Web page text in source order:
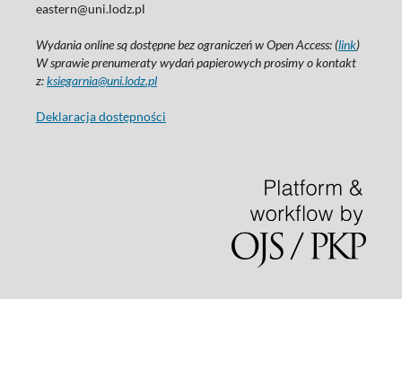
eastern@uni.lodz.pl
Wydania online są dostępne bez ograniczeń w Open Access: (link)
W sprawie prenumeraty wydań papierowych prosimy o kontakt
z:ksiegarnia@uni.lodz.pl
Deklaracja dostępności